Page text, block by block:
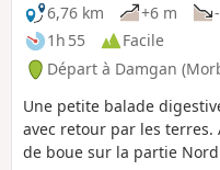
6,76 km
+6 m
1h 55
Facile
Départ à Damgan
Une petite balade
avec retour par les
de boue sur la partie